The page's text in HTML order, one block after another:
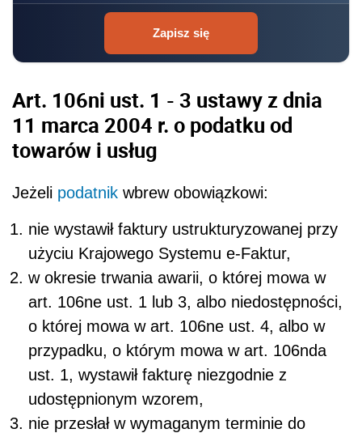
Zapisz się
Art. 106ni ust. 1 - 3 ustawy z dnia
11 marca 2004 r. o podatku od
towarów i usług
Jeżeli podatnik wbrew obowiązkowi:
nie wystawił faktury ustrukturyzowanej przy
użyciu Krajowego Systemu e-Faktur,
w okresie trwania awarii, o której mowa w
art. 106ne ust. 1 lub 3, albo niedostępności,
o której mowa w art. 106ne ust. 4, albo w
przypadku, o którym mowa w art. 106nda
ust. 1, wystawił fakturę niezgodnie z
udostępnionym wzorem,
nie przesłał w wymaganym terminie do